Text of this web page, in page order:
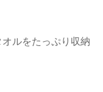
ルをたっぷり収納